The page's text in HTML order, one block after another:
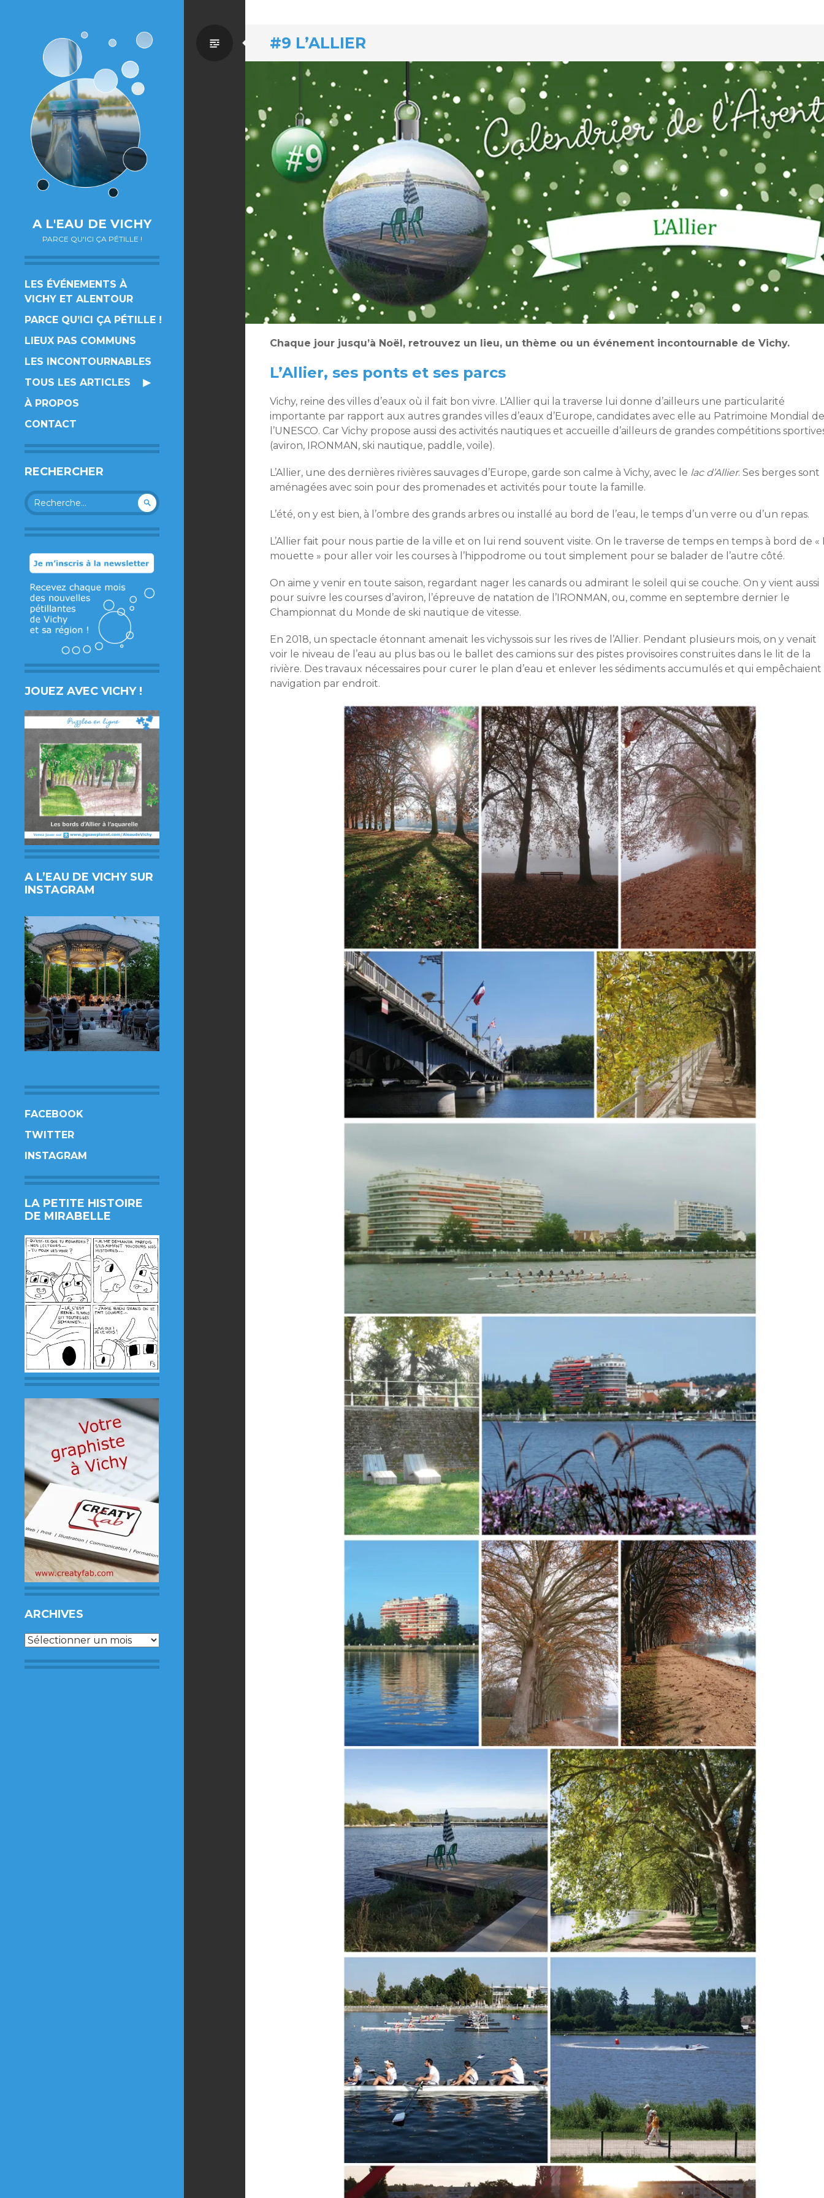
A L'EAU DE VICHY
PARCE QU'ICI ÇA PÉTILLE !
LES ÉVÉNEMENTS À
VICHY ET ALENTOUR
PARCE QU’ICI ÇA PÉTILLE !
LIEUX PAS COMMUNS
LES INCONTOURNABLES
TOUS LES ARTICLES
À PROPOS
CONTACT
RECHERCHER
Rechercher :
JOUEZ AVEC VICHY !
A L’EAU DE VICHY SUR
INSTAGRAM
FACEBOOK
TWITTER
INSTAGRAM
LA PETITE HISTOIRE
DE MIRABELLE
ARCHIVES
Archives
#9 L’ALLIER
Par
Chaque jour jusqu’à Noël, retrouvez un lieu, un thème ou un événement incontournable de Vichy.
L’Allier, ses ponts et ses parcs
Vichy, reine des villes d’eaux où il fait bon vivre. L’Allier qui la traverse lui donne d’ailleurs une particularité
importante par rapport aux autres grandes villes d’eaux d’Europe, candidates avec elle au Patrimoine Mondial de
l’UNESCO. Car Vichy propose aussi des activités nautiques et accueille d’ailleurs de grandes compétitions
(aviron, IRONMAN, ski nautique, paddle, voile).
L’Allier, une des dernières rivières sauvages d’Europe, garde son calme à Vichy, avec le lac d’Allier. Ses berges sont
aménagées avec soin pour des promenades et activités pour toute la famille.
L’été, on y est bien, à l’ombre des grands arbres ou installé au bord de l’eau, le temps d’un verre ou d’un repas.
L’Allier fait pour nous partie de la ville et on lui rend souvent visite. On le traverse de temps en temps à bord de «
mouette » pour aller voir les courses à l’hippodrome ou tout simplement pour se balader de l’autre côté.
On aime y venir en toute saison, regardant nager les canards ou admirant le soleil qui se couche. On y vient aussi
pour suivre les courses d’aviron, l’épreuve de natation de l’IRONMAN, ou, comme en septembre dernier le
Championnat du Monde de ski nautique de vitesse.
En 2018, un spectacle étonnant amenait les vichyssois sur les rives de l’Allier. Pendant plusieurs mois, on y venait
voir le niveau de l’eau au plus bas ou le ballet des camions sur des pistes provisoires construites dans le lit de la
rivière. Des travaux nécessaires pour curer le plan d’eau et enlever les sédiments accumulés et qui empêchaient
navigation par endroit.